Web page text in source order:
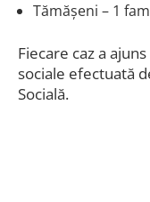
Tămășeni – 1
Fiecare caz a
sociale efectuată
Socială.